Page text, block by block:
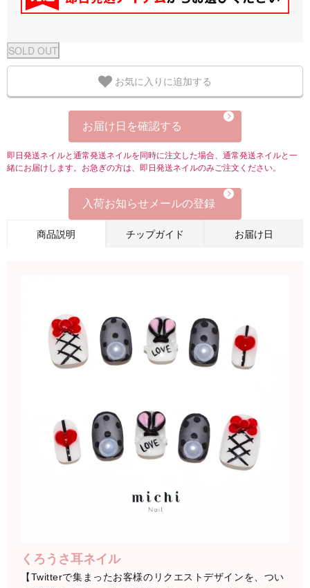
お気に入りに追加する
お届け日を確認する
即日発送ネイルと通常発送ネイルを同時に注文した場合、通常発送ネイルと一
緒にお届けします。お急ぎの方は、即日発送ネイルのみご注文ください。
入荷お知らせメールの登録
商品説明 チップガイド お届け日
くろうさ耳ネイル
【Twitterで集まったお客様のリクエストデザインを、つい